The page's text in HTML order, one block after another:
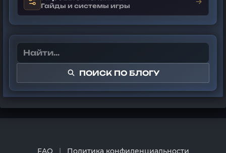
Гайды и системы игры
ПОИСК ПО БЛОГУ
FAQ | Политика конфиденциальности